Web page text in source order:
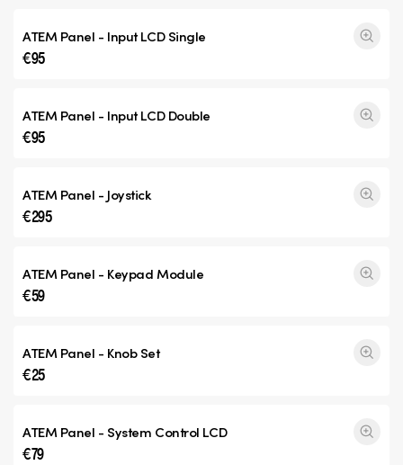
ATEM Panel - InputLCD Single
€95
ATEM Panel - InputLCD Double
€95
ATEM Panel - Joystick
€295
ATEM Panel - Keypad Module
€59
ATEM Panel - Knob Set
€25
ATEM Panel - System Control LCD
€79